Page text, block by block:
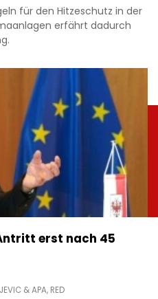
für den Hitzeschutz in der
erfährt dadurch
erst nach 45
& APA, RED